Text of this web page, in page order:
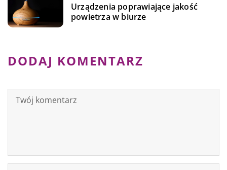
Urządzenia poprawiające jakość
powietrza w biurze
DODAJ KOMENTARZ